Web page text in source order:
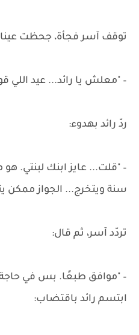
توقف آسر فجأة، جحظت
– "معلش يا رائد... عيد اللي
ردّ رائد بهدوء:
– "قلت... عايز ابنك لبنتي.
سنة ويتخرج... الجواز ممكن
تردّد آسر، ثم قال:
– "موافق طبعًا. بس في حاجة
ابتسم رائد باقتضاب: